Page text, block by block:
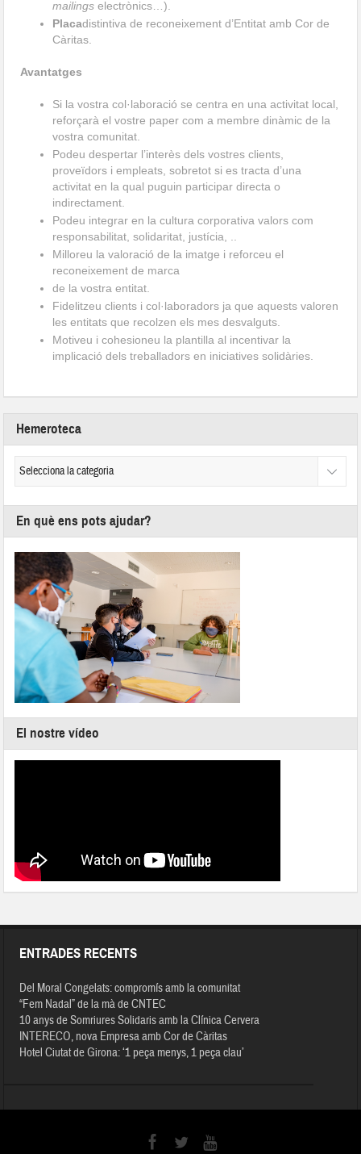
mailingselectrònics…).
Placadistintiva de reconeixement d’Entitat amb Cor de
Càritas.
Avantatges
Si la vostra col·laboració se centra en una activitat local,
reforçarà el vostre paper com a membre dinàmic de la
vostra comunitat.
Podeu despertar l’interès dels vostres clients,
proveïdors i empleats, sobretot si es tracta d’una
activitat en la qual puguin participar directa o
indirectament.
Podeu integrar en la cultura corporativa valors com
responsabilitat, solidaritat, justícia, ..
Milloreu la valoració de la imatge i reforceu el
reconeixement de marca
de la vostra entitat.
Fidelitzeu clients i col·laboradors ja que aquests valoren
les entitats que recolzen els mes desvalguts.
Motiveu i cohesioneu la plantilla al incentivar la
implicació dels treballadors en iniciatives solidàries.
Hemeroteca
En què ens pots ajudar?
El nostre vídeo
ENTRADES RECENTS
Del Moral Congelats: compromís amb la comunitat
“Fem Nadal” de la mà de CNTEC
10 anys de Somriures Solidaris amb la Clínica Cervera
INTERECO, nova Empresa amb Cor de Càritas
Hotel Ciutat de Girona: ‘1 peça menys, 1 peça clau’